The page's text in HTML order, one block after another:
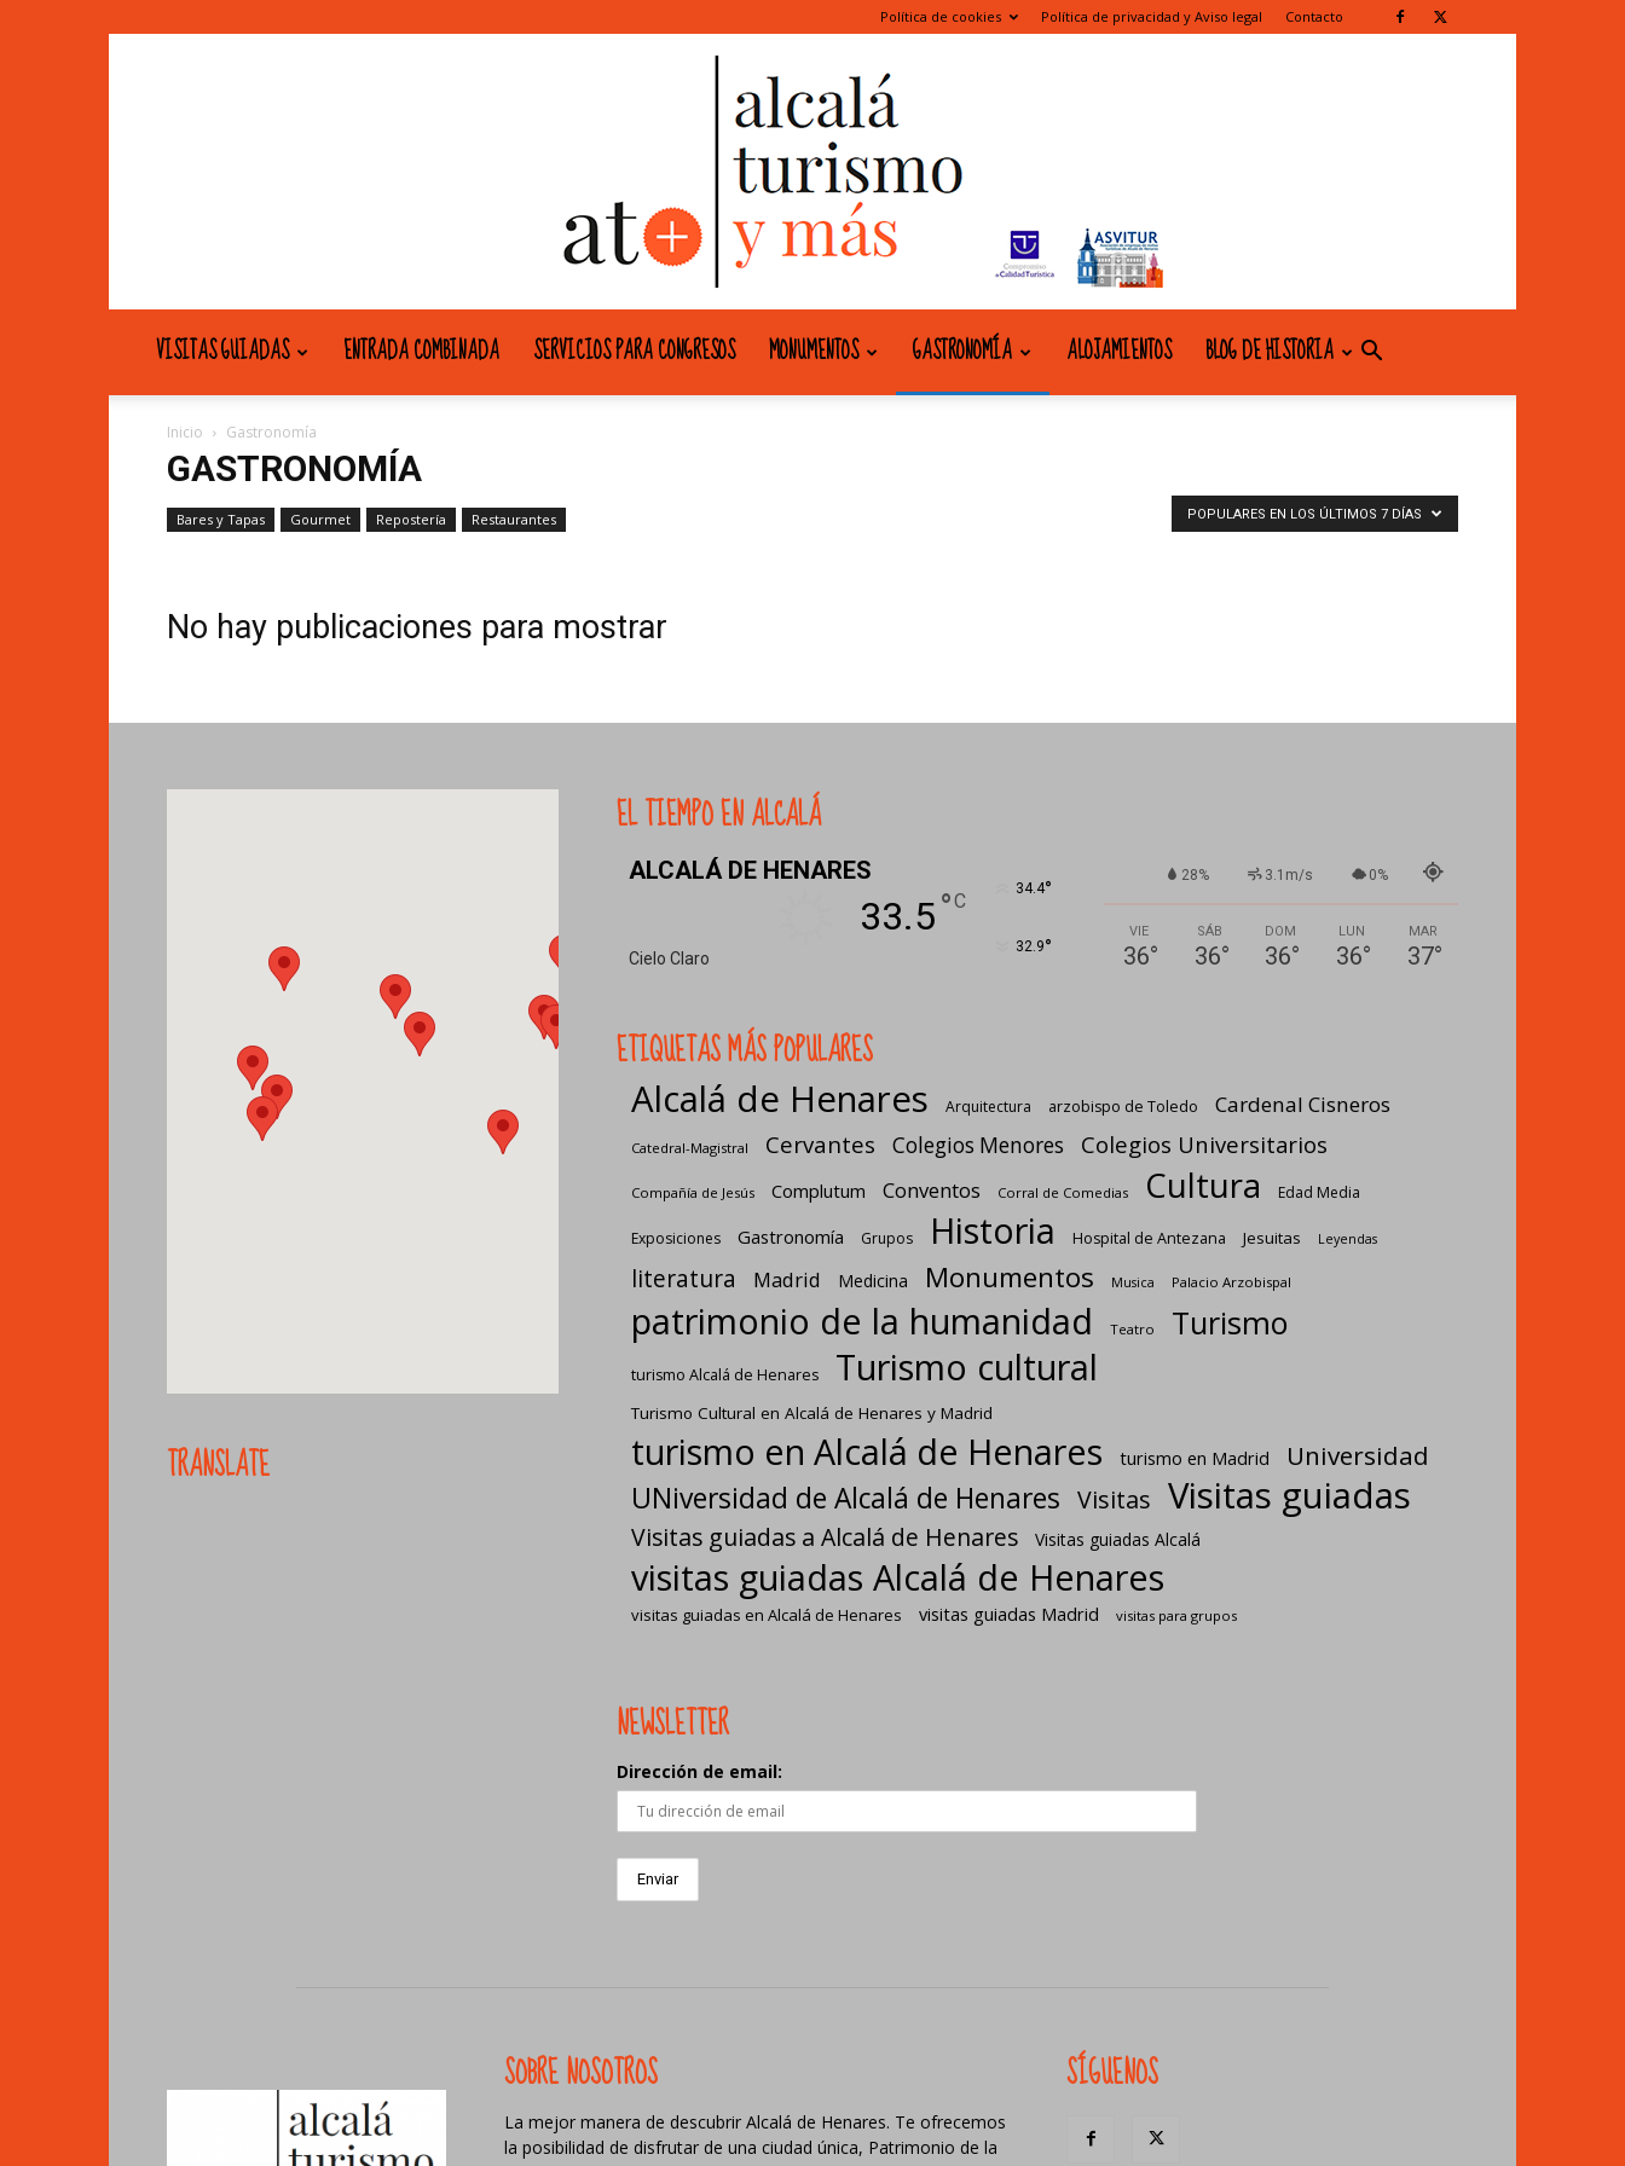
Política de cookies Política de privacidad y Aviso legal Contacto
mas
VISITAS GUIADAS ENTRADA COMBINADA SERVICIOS PARA CONGRESOS MONUMENTOS GASTRONOMÍA ALOJAMIENTOS BLOG DE HISTORIA
Inicio Gastronomía
GASTRONOMÍA
Bares y Tapas Gourmet Repostería Restaurantes POPULARES EN LOS ÚLTIMOS 7 DÍAS
No hay publicaciones para mostrar
TRANSLATE
EL TIEMPO EN ALCALÁ
ALCALÁ DE HENARES
Cielo Claro
33.5°C
34.4°
32.9°
28% 3.1m/s 0%
VIE
36°
SÁB
36°
DOM
36°
LUN
36°
MAR
37°
ETIQUETAS MÁS POPULARES
Alcalá de Henares Arquitectura arzobispo de Toledo Cardenal Cisneros
Catedral-Magistral Cervantes Colegios Menores Colegios Universitarios
Compañía de Jesús Complutum Conventos Corral de Comedias Cultura Edad Media
Exposiciones Gastronomía Grupos Historia Hospital de Antezana Jesuitas Leyendas
literatura Madrid Medicina Monumentos Musica Palacio Arzobispal
patrimonio de la humanidad Teatro Turismo
turismo Alcalá de Henares Turismo cultural
Turismo Cultural en Alcalá de Henares y Madrid
turismo en Alcalá de Henares turismo en Madrid Universidad
UNiversidad de Alcalá de Henares Visitas Visitas guiadas
Visitas guiadas a Alcalá de Henares Visitas guiadas Alcalá
visitas guiadas Alcalá de Henares
visitas guiadas en Alcalá de Henares visitas guiadas Madrid visitas para grupos
NEWSLETTER
Dirección de email:
SOBRE NOSOTROS
La mejor manera de descubrir Alcalá de Henares. Te ofrecemos
la posibilidad de disfrutar de una ciudad única, Patrimonio de la
SÍGUENOS